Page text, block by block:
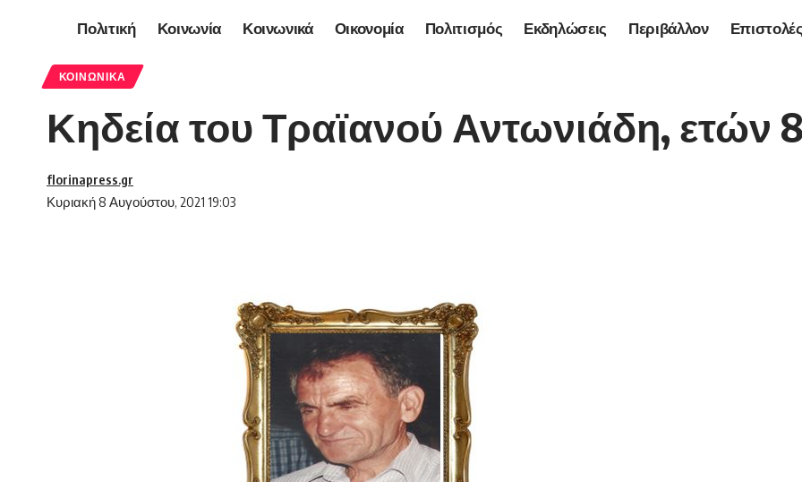
Πολιτική Κοινωνία Κοινωνικά Οικονομία Πολιτισμός Εκδηλώσεις Περιβάλλον
ΚΟΙΝΩΝΙΚΆ
Κηδεία του Τραϊανού Αντωνιάδη, ετών
Κυριακή 8 Αυγούστου, 2021 19:03
florinapress.gr